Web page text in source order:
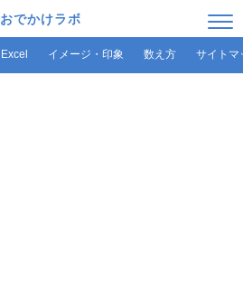
おでかけラボ
Excel イメージ・印象 数え方 サイトマ